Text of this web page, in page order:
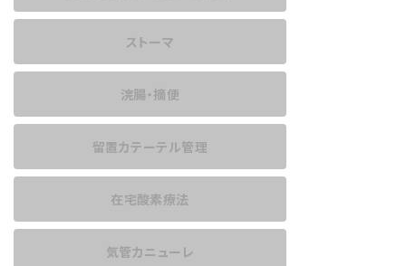
ストーマ
浣腸・摘便
留置カテーテル管理
在宅酸素療法
気管カニューレ